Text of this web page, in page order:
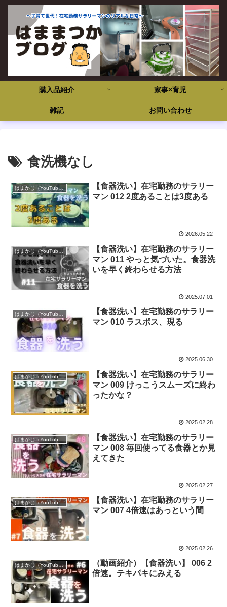
購入品紹介 家事×育児
雑記 お問い合わせ
食洗機なし
はまかじ（YouTube）
【食器洗い】在宅勤務のサラリー
マン 012 2度あることは3度ある
2026.05.22
はまかじ（YouTube）
【食器洗い】在宅勤務のサラリー
マン 011 やっと気づいた。食器洗
いを早く終わらせる方法
2025.07.01
はまかじ（YouTube）
【食器洗い】在宅勤務のサラリー
マン 010 ラスボス、現る
2025.06.30
はまかじ（YouTube）
【食器洗い】在宅勤務のサラリー
マン 009 けっこうスムーズに終わ
ったかな？
2025.02.28
【食器洗い】在宅勤務のサラリー
マン 008 毎回使ってる食器とか見
えてきた
2025.02.27
はまかじ（YouTube）
【食器洗い】在宅勤務のサラリー
マン 007 4倍速はあっという間
2025.02.26
はまかじ（YouTube）
（動画紹介）【食器洗い】 006 2
倍速。テキパキにみえる